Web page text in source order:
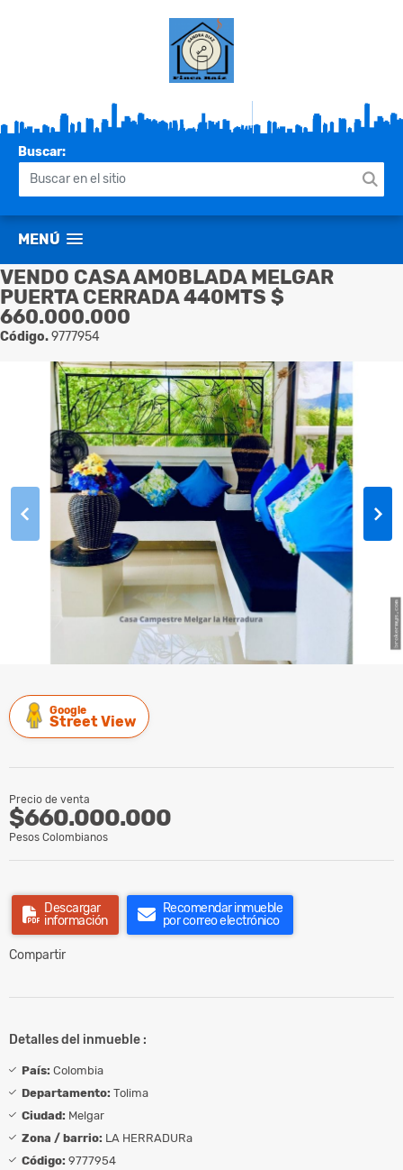
Buscar:
MENÚ
VENDO CASA AMOBLADA MELGAR
PUERTA CERRADA 440MTS $
660.000.000
Código.9777954
Google
Street View
Precio de venta
$660.000.000
Pesos Colombianos
Descargar
información
Recomendar inmueble
por correo electrónico
Compartir
Detalles del inmueble :
País: Colombia
Departamento: Tolima
Ciudad: Melgar
Zona / barrio: LA HERRADURa
Código: 9777954